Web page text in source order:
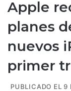
Apple
planes
nuevos
primer
PUBLICADO EL 9